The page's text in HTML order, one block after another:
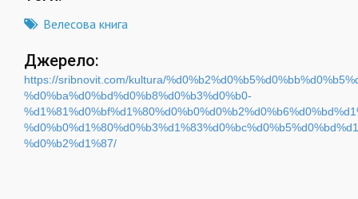
Велесова книга
Джерело:
https://sribnovit.com/kultura/
%d0%ba%d0%bd%d0%b8%d0%b3%d0%b0-
%d0%b2%d1%87/